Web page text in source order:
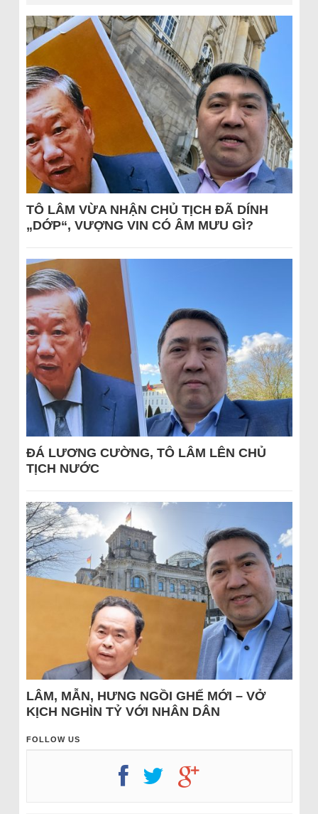
TÔ LÂM VỪA NHẬN CHỦ TỊCH ĐÃ DÍNH
„DỚP“, VƯỢNG VIN CÓ ÂM MƯU GÌ?
ĐÁ LƯƠNG CƯỜNG, TÔ LÂM LÊN CHỦ
TỊCH NƯỚC
LÂM, MẪN, HƯNG NGỒI GHẾ MỚI – VỞ
KỊCH NGHÌN TỶ VỚI NHÂN DÂN
FOLLOW US